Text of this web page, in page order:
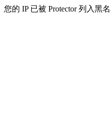
您的 IP 已被 Protector 列入黑